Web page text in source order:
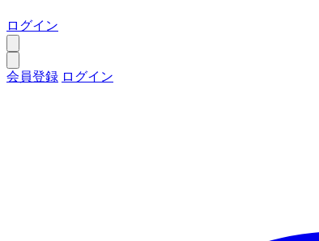
ログイン
会員登録 ログイン